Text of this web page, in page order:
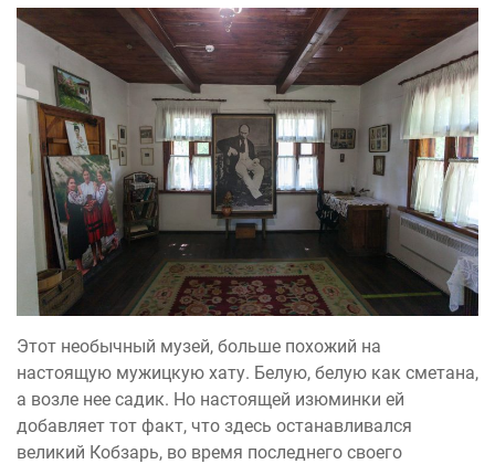
Этот необычный музей, больше похожий на
настоящую мужицкую хату. Белую, белую как сметана,
а возле нее садик. Но настоящей изюминки ей
добавляет тот факт, что здесь останавливался
великий Кобзарь, во время последнего своего